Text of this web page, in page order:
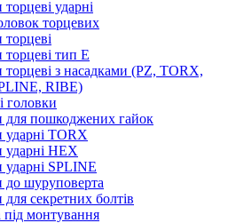
ударні
торцевих
торцеві тип E
торцеві з насадками (PZ, TORX,
RIBE)
головки
для пошкоджених гайок
ударні TORX
ударні HEX
ударні SPLINE
до шуруповерта
секретних болтів
під монтування